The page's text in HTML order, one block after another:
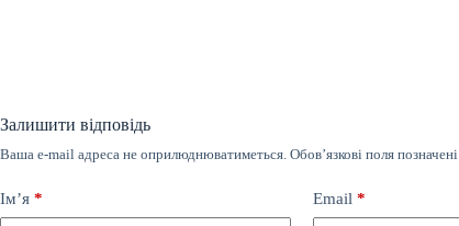
Залишити відповідь
Ваша e-mail адреса не оприлюднюватиметься. Обов’язкові поля позначені
Ім’я * Email *